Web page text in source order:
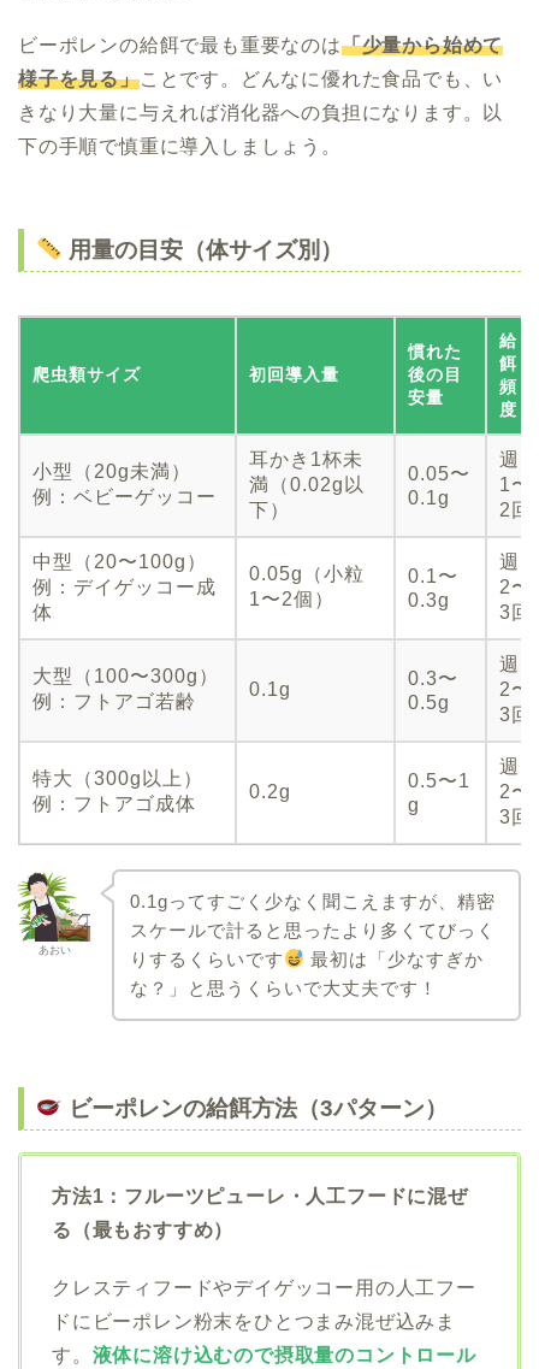
ビーポレンの給餌で最も重要なのは「少量から始めて
様子を見る」ことです。どんなに優れた食品でも、い
きなり大量に与えれば消化器への負担になります。以
下の手順で慎重に導入しましょう。
用量の目安（体サイズ別）
爬虫類サイズ 初回導入量
慣れた
後の目
安量
給
餌
頻
度
小型（20g未満）
例：ベビーゲッコー
耳かき1杯未
満（0.02g以
下）
0.05〜
0.1g
週
1〜
2回
中型（20〜100g）
例：デイゲッコー成
体
0.05g（小粒
1〜2個）
0.1〜
0.3g
週
2〜
3回
大型（100〜300g）
例：フトアゴ若齢
0.1g
0.3〜
0.5g
週
2〜
3回
特大（300g以上）
例：フトアゴ成体
0.2g
0.5〜1
g
週
2〜
3回
あおい
0.1gってすごく少なく聞こえますが、精密
スケールで計ると思ったより多くてびっく
りするくらいです
最初は「少なすぎか
な？」と思うくらいで大丈夫です！
ビーポレンの給餌方法（3パターン）
方法1：フルーツピューレ・人工フードに混ぜ
る（最もおすすめ）
クレスティフードやデイゲッコー用の人工フー
ドにビーポレン粉末をひとつまみ混ぜ込みま
す。 液体に溶け込むので摂取量のコントロール